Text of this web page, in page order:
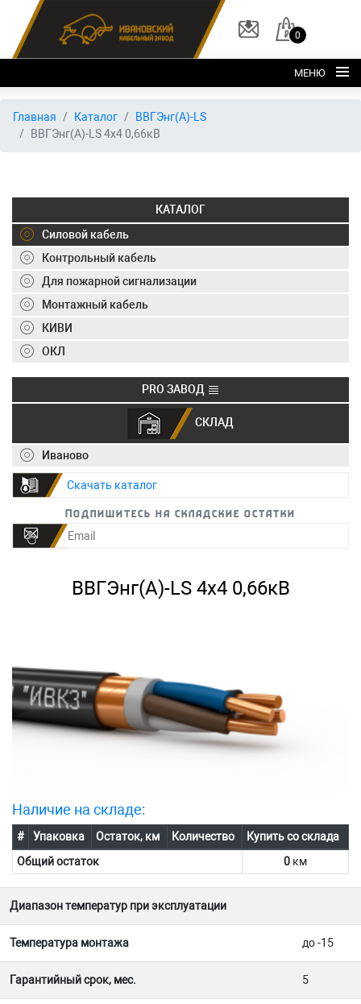
0
МЕНЮ
Главная
О заводе
Склад
ОКЛ
Вакансии
Контакты
+7 (495) 150-40-20
info@ivkz.ru
Главная Каталог
ВВГЭнг(А)-LS
ВВГЭнг(А)-LS 4х4 0,66кВ
КАТАЛОГ
Силовой кабель
Контрольный кабель
Для пожарной сигнализации
Монтажный кабель
КИВИ
ОКЛ
PRO ЗАВОД
СКЛАД
Иваново
Скачать каталог
Подпишитесь на складские остатки
ВВГЭнг(А)-LS 4х4 0,66кВ
Наличие на складе:
# Упаковка Остаток, км Количество
Купить со склада
Общий остаток
0 км
Диапазон температур при эксплуатации
Температура монтажа до -15
Гарантийный срок, мес. 5